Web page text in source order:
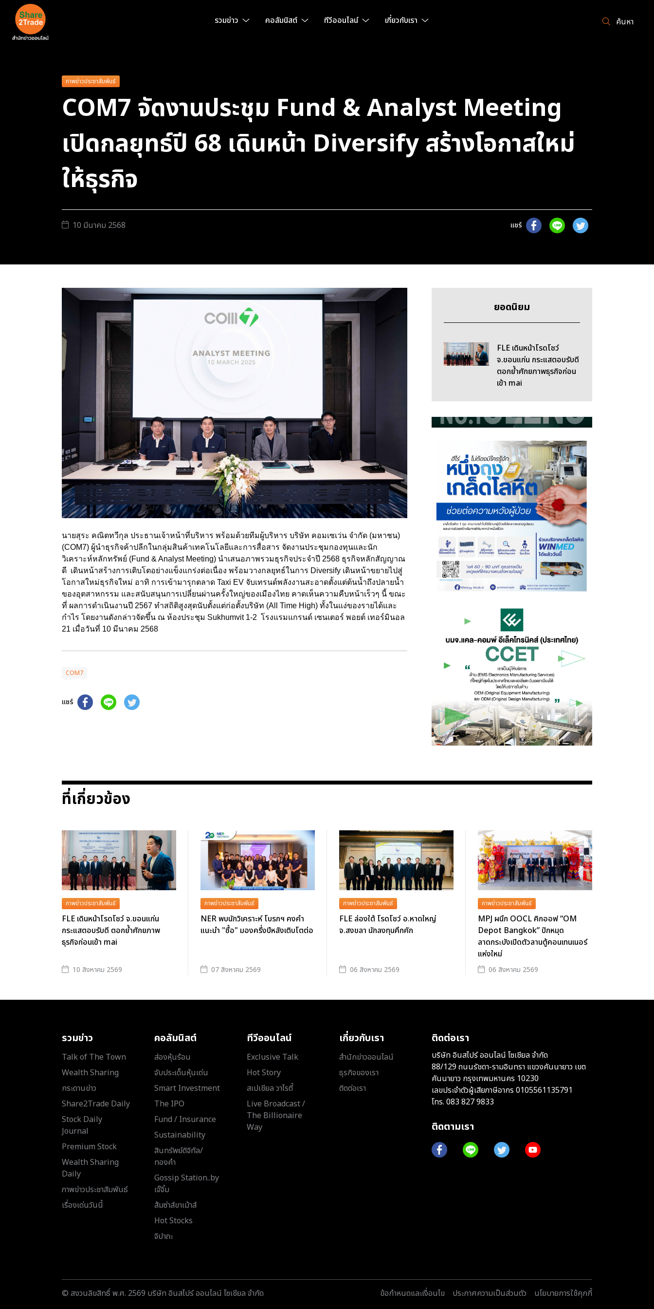
รวมข่าว คอลัมนิสต์ ทีวีออนไลน์ เกี่ยวกับเรา ค้นหา
ภาพข่าวประชาสัมพันธ์
COM7 จัดงานประชุม Fund & Analyst Meeting
เปิดกลยุทธ์ปี 68 เดินหน้า Diversify สร้างโอกาสใหม่
ให้ธุรกิจ
10 มีนาคม 2568 แชร์
นายสุระ คณิตทวีกุล ประธานเจ้าหน้าที่บริหาร พร้อมด้วยทีมผู้บริหาร บริษัท คอมเซเว่น จำกัด (มหาชน)
(COM7) ผู้นำธุรกิจค้าปลีกในกลุ่มสินค้าเทคโนโลยีและการสื่อสาร จัดงานประชุมกองทุนและนัก
วิเคราะห์หลักทรัพย์ (Fund & Analyst Meeting) นำเสนอภาพรวมธุรกิจประจำปี 2568 ธุรกิจหลักสัญญาณ
ดี เดินหน้าสร้างการเติบโตอย่างแข็งแกร่งต่อเนื่อง พร้อมวางกลยุทธ์ในการ Diversify เดินหน้าขยายไปสู่
โอกาสใหม่ธุรกิจใหม่ อาทิ การเข้ามารุกตลาด Taxi EV จับเทรนด์พลังงานสะอาดตั้งแต่ต้นน้ำถึงปลายน้ำ
ของอุตสาหกรรม และสนับสนุนการเปลี่ยนผ่านครั้งใหญ่ของเมืองไทย คาดเห็นความคืบหน้าเร็วๆ นี้ ขณะ
ที่ ผลการดำเนินงานปี 2567 ทำสถิติสูงสุดนับตั้งแต่ก่อตั้งบริษัท (All Time High) ทั้งในแง่ของรายได้และ
กำไร โดยงานดังกล่าวจัดขึ้น ณ ห้องประชุม Sukhumvit 1-2 โรงแรมแกรนด์ เซนเตอร์ พอยต์ เทอร์มินอล
21 เมื่อวันที่ 10 มีนาคม 2568
COM7
แชร์
ยอดนิยม
FLE เดินหน้าโรดโชว์
จ.ขอนแก่น กระแสตอบรับดี
ตอกย้ำศักยภาพธุรกิจก่อน
เข้า mai
ที่เกี่ยวข้อง
ภาพข่าวประชาสัมพันธ์
FLE เดินหน้าโรดโชว์ จ.ขอนแก่น
กระแสตอบรับดี ตอกย้ำศักยภาพ
ธุรกิจก่อนเข้า mai
10 สิงหาคม 2569
ภาพข่าวประชาสัมพันธ์
NER พบนักวิเคราะห์ โบรกฯ คงคำ
แนะนำ "ซื้อ" มองครึ่งปีหลังเติบโตต่อ
07 สิงหาคม 2569
ภาพข่าวประชาสัมพันธ์
FLE ล่องใต้ โรดโชว์ อ.หาดใหญ่
จ.สงขลา นักลงทุนคึกคัก
06 สิงหาคม 2569
ภาพข่าวประชาสัมพันธ์
MPJ ผนึก OOCL คิกออฟ “OM
Depot Bangkok” ปักหมุด
ลาดกระบังเปิดตัวลานตู้คอนเทนเนอร์
แห่งใหม่
06 สิงหาคม 2569
รวมข่าว
Talk of The Town
Wealth Sharing
กระดานข่าว
Share2Trade Daily
Stock Daily
Journal
Premium Stock
Wealth Sharing
Daily
ภาพข่าวประชาสัมพันธ์
เรื่องเด่นวันนี้
คอลัมนิสต์
ส่องหุ้นร้อน
จับประเด็นหุ้นเด่น
Smart Investment
The IPO
Fund / Insurance
Sustainability
สินทรัพย์ดิจิทัล/
ทองคำ
Gossip Station..by
เจ๊จิ๋ม
ส้มซ่าส์ขาเม้าส์
Hot Stocks
จิปาถะ
ทีวีออนไลน์
Exclusive Talk
Hot Story
สเปเชียล วาไรตี้
Live Broadcast /
The Billionaire
Way
เกี่ยวกับเรา
สำนักข่าวออนไลน์
ธุรกิจของเรา
ติดต่อเรา
ติดต่อเรา
บริษัท อินสไปร์ ออนไลน์ โซเชียล จำกัด
88/129 ถนนรัชดา-รามอินทรา แขวงคันนายาว เขต
คันนายาว กรุงเทพมหานคร 10230
เลขประจำตัวผู้เสียภาษีอากร 0105561135791
โทร. 083 827 9833
ติดตามเรา
© สงวนลิขสิทธิ์ พ.ศ. 2569 บริษัท อินสไปร์ ออนไลน์ โซเชียล จำกัด ข้อกำหนดและเงื่อนไข ประกาศความเป็นส่วนตัว นโยบายการใช้คุกกี้